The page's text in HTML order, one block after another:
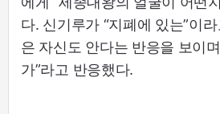
다. 신기루가 “지폐에 있는”이
은 자신도 안다는 반응을 보이
가”라고 반응했다.